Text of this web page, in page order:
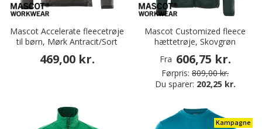
Mascot Accelerate fleecetrøje
til børn, Mørk Antracit/Sort
469,00 kr.
Mascot Customized fleece
hættetrøje, Skovgrøn
Fra 606,75 kr.
Førpris: 809,00 kr.
Du sparer: 202,25 kr.
Kampagne